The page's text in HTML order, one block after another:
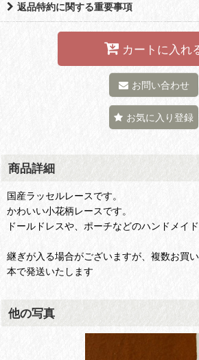
返品特約に関する重要事項
カートに入れ
お問い合わせ
お気に入り登録
商品詳細
国産ラッセルレースです。
かわいい小花柄レースです。
ドールドレスや、ポーチなどのハンドメイ
継ぎが入る場合がございますが、複数お買
本で発送いたします
他の写真